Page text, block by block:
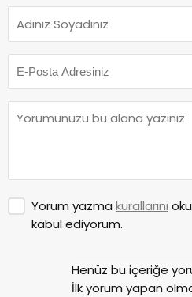
Yorum yazma kurallarını
kabul ediyorum.
Henüz bu içeriğe
İlk yorum yapan